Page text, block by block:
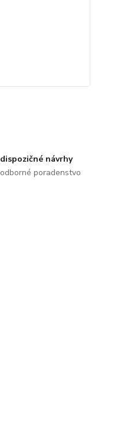
dispozičné návrhy
odborné poradenstvo